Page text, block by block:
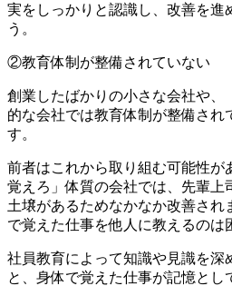
実をしっかりと認識し、改善を進
う。
②教育体制が整備されていない
創業したばかりの小さな会社や、
的な会社では教育体制が整備され
す。
前者はこれから取り組む可能性が
覚えろ」体質の会社では、先輩上
土壌があるためなかなか改善され
で覚えた仕事を他人に教えるのは
社員教育によって知識や見識を深
と、身体で覚えた仕事が記憶とし